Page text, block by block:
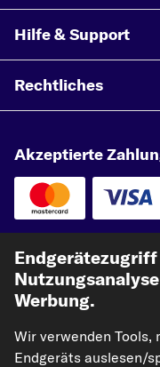
Hilfe & Support
Rechtliches
Akzeptierte
Unsere
Werbung.
Wir verwenden
Endgeräts auslesen/